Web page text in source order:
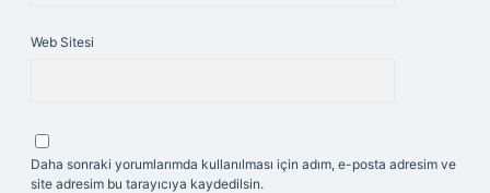
Web Sitesi
Daha sonraki yorumlarımda kullanılması için adım, e-posta adresim ve
site adresim bu tarayıcıya kaydedilsin.